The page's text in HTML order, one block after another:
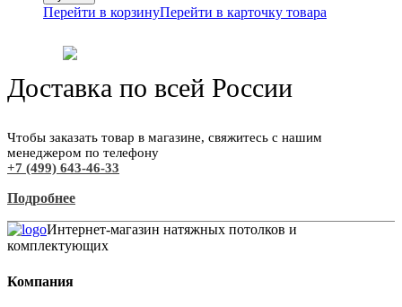
Перейти в корзинуПерейти в карточку товара
Доставка по всей России
Чтобы заказать товар в магазине, свяжитесь с нашим
менеджером по телефону
+7 (499) 643-46-33
Подробнее
Интернет-магазин натяжных потолков и
комплектующих
Компания